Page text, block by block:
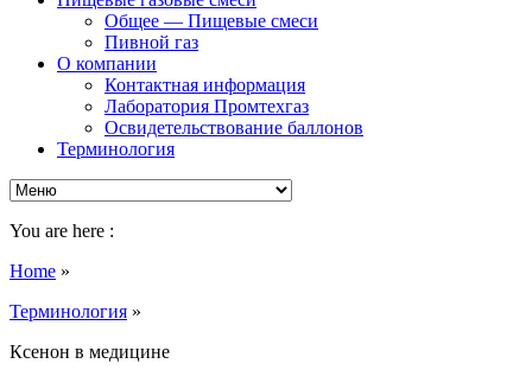
Общее — Пищевые смеси
Пивной газ
О компании
Контактная информация
Лаборатория Промтехгаз
Освидетельствование баллонов
Терминология
You are here :
Home »
Терминология »
Ксенон в медицине